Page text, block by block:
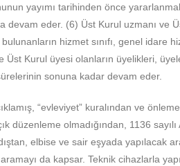
yayımı tarihinden önce
devam eder. (6) Üst Kurul uzmanı ve
hizmet sınıfı, genel idare
Kurul üyesi olanların üyelikleri,
sonuna kadar devam eder.
“evleviyet” kuralından ve
düzenleme olmadığından, 1136 sayılı
elbise ve sair eşyada yapılacak
da kapsar. Teknik cihazlarla